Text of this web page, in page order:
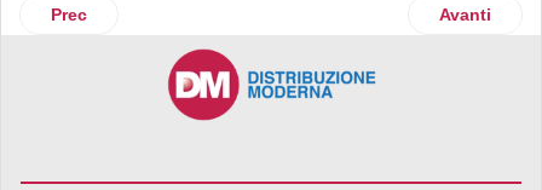
Articolo precedente: Arriva Nesquik 30% meno zuccheri
Prec Articolo
Avanti